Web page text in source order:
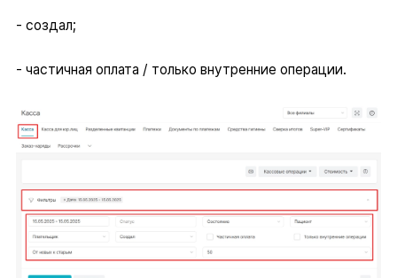
- создал;
- частичная оплата / только внутренние операции.